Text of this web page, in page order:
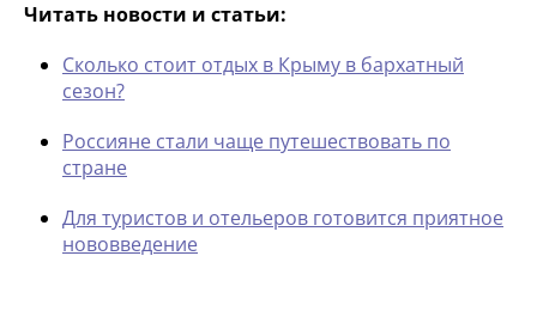
Читать новости и статьи:
Сколько стоит отдых в Крыму в бархатный
сезон?
Россияне стали чаще путешествовать по
стране
Для туристов и отельеров готовится приятное
нововведение